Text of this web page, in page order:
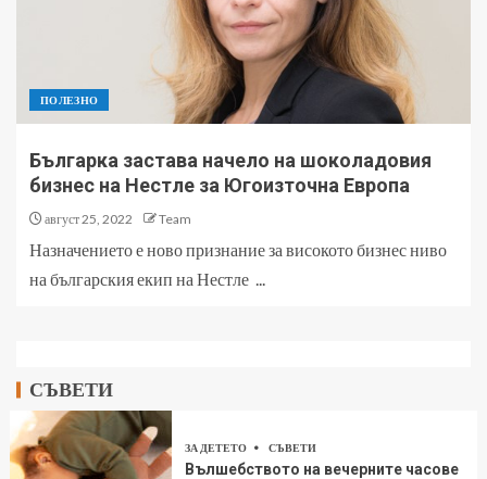
ПОЛЕЗНО
Българка застава начело на шоколадовия
бизнес на Нестле за Югоизточна Европа
август 25, 2022 Team
Назначението е ново признание за високото бизнес ниво
на българския екип на Нестле ...
СЪВЕТИ
ЗА ДЕТЕТО СЪВЕТИ
Вълшебството на вечерните часове